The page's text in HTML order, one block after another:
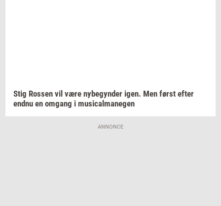
Stig Ros­sen vil være ny­be­gyn­der igen. Men først efter
endnu en om­gang i mu­si­cal­ma­ne­gen
ANNONCE